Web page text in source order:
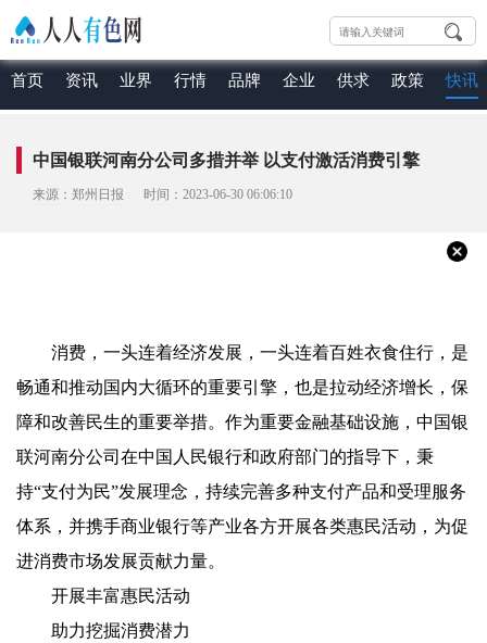
首页 资讯 业界 行情 品牌 企业 供求 政策 快讯
中国银联河南分公司多措并举 以支付激活消费引擎
来源：郑州日报 时间：2023-06-30 06:06:10
消费，一头连着经济发展，一头连着百姓衣食住行，是
畅通和推动国内大循环的重要引擎，也是拉动经济增长，保
障和改善民生的重要举措。作为重要金融基础设施，中国银
联河南分公司在中国人民银行和政府部门的指导下，秉
持“支付为民”发展理念，持续完善多种支付产品和受理服务
体系，并携手商业银行等产业各方开展各类惠民活动，为促
进消费市场发展贡献力量。
开展丰富惠民活动
助力挖掘消费潜力